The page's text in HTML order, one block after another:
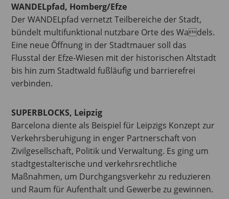
WANDELpfad, Homberg/Efze
Der WANDELpfad vernetzt Teilbereiche der Stadt,
bündelt multifunktional nutzbare Orte des Wadels.
Eine neue Öffnung in der Stadtmauer soll das
Flusstal der Efze-Wiesen mit der historischen Altstadt
bis hin zum Stadtwald fußläufig und barrierefrei
verbinden.
SUPERBLOCKS, Leipzig
Barcelona diente als Beispiel für Leipzigs Konzept zur
Verkehrsberuhigung in enger Partnerschaft von
Zivilgesellschaft, Politik und Verwaltung. Es ging um
stadtgestalterische und verkehrsrechtliche
Maßnahmen, um Durchgangsverkehr zu reduzieren
und Raum für Aufenthalt und Gewerbe zu gewinnen.